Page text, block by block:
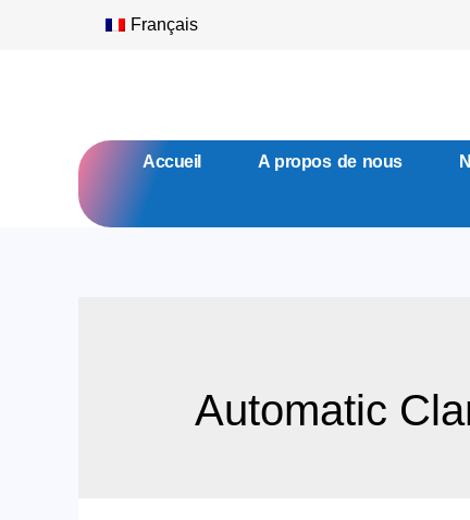
Français
Accueil A propos de nous
Automatic